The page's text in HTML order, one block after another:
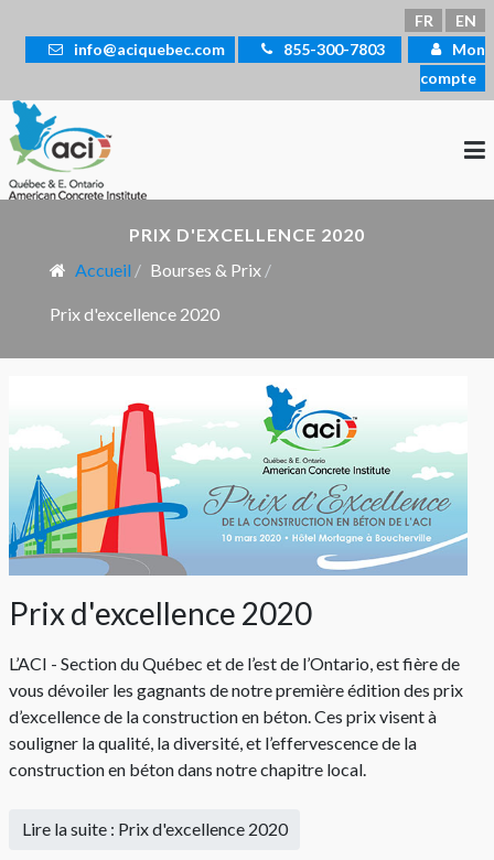
FR
EN
info@aciquebec.com
855-300-7803
Mon
compte
PRIX D'EXCELLENCE 2020
Accueil
Bourses & Prix
Prix d'excellence 2020
Prix d'excellence 2020
L’ACI - Section du Québec et de l’est de l’Ontario, est fière de
vous dévoiler les gagnants de notre première édition des prix
d’excellence de la construction en béton. Ces prix visent à
souligner la qualité, la diversité, et l’effervescence de la
construction en béton dans notre chapitre local.
Lire la suite : Prix d'excellence 2020